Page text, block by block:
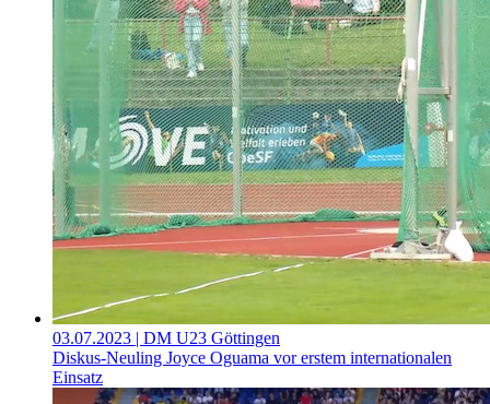
03.07.2023 | DM U23 Göttingen
Diskus-Neuling Joyce Oguama vor erstem internationalen
Einsatz